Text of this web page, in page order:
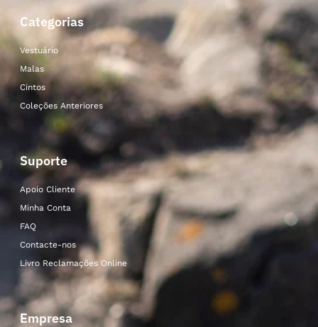
Categorias
Vestuário
Malas
Cintos
Coleções Anteriores
Suporte
Apoio Cliente
Minha Conta
FAQ
Contacte-nos
Livro Reclamações Online
Empresa